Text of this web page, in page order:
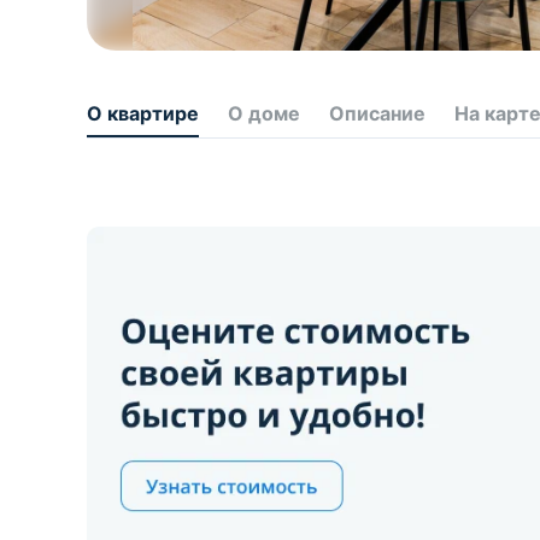
О квартире О доме Описание На карте